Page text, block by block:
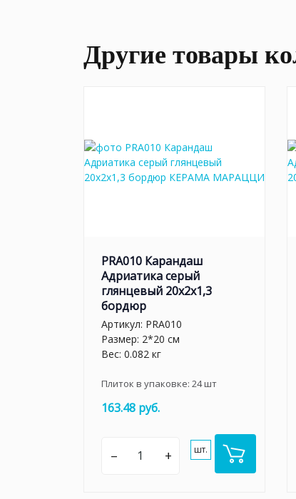
Другие товары
PRA010 Карандаш
Адриатика серый
глянцевый 20x2x1,3
бордюр
Артикул: PRA010
Размер: 2*20 см
Вес: 0.082 кг
Плиток в упаковке: 24шт
163.48 руб.
– + шт.